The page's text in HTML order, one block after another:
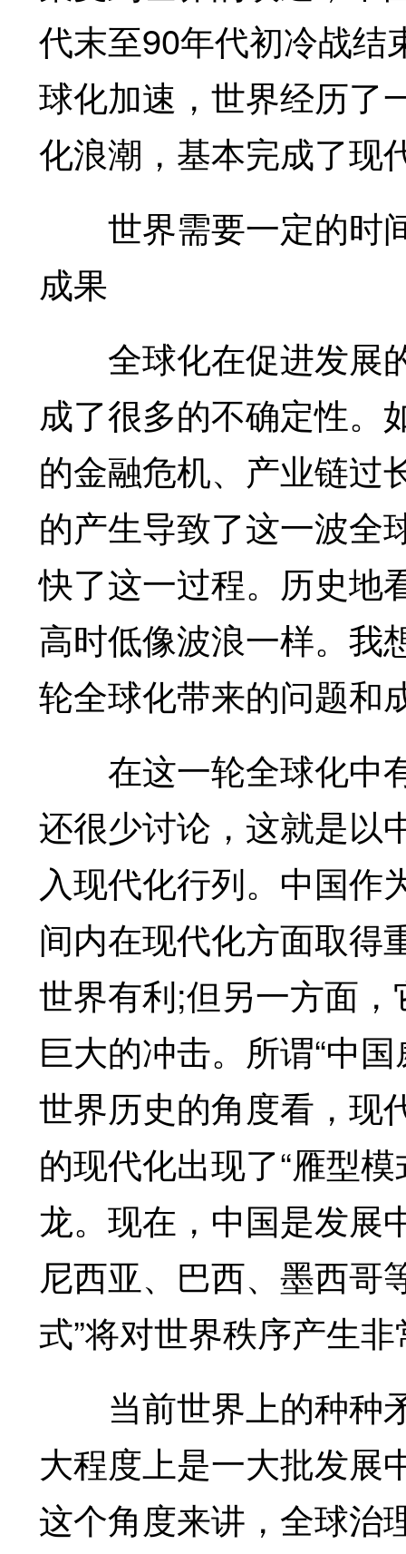
代末至90年代初冷战结
球化加速，世界经历了
化浪潮，基本完成了现
世界需要一定的时
成果
全球化在促进发展
成了很多的不确定性。
的金融危机、产业链过
的产生导致了这一波全
快了这一过程。历史地
高时低像波浪一样。我
轮全球化带来的问题和
在这一轮全球化中
还很少讨论，这就是以
入现代化行列。中国作
间内在现代化方面取得
世界有利;但另一方面
巨大的冲击。所谓“中
世界历史的角度看，现
的现代化出现了“雁型
龙。现在，中国是发展
尼西亚、巴西、墨西哥
式”将对世界秩序产生
当前世界上的种种
大程度上是一大批发展
这个角度来讲，全球治